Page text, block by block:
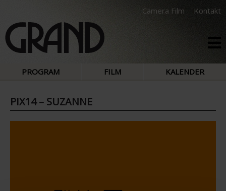
Camera Film Kontakt
PROGRAM FILM KALENDER
PIX14 – SUZANNE